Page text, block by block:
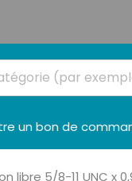
un bon de
5/8-11 UNC x